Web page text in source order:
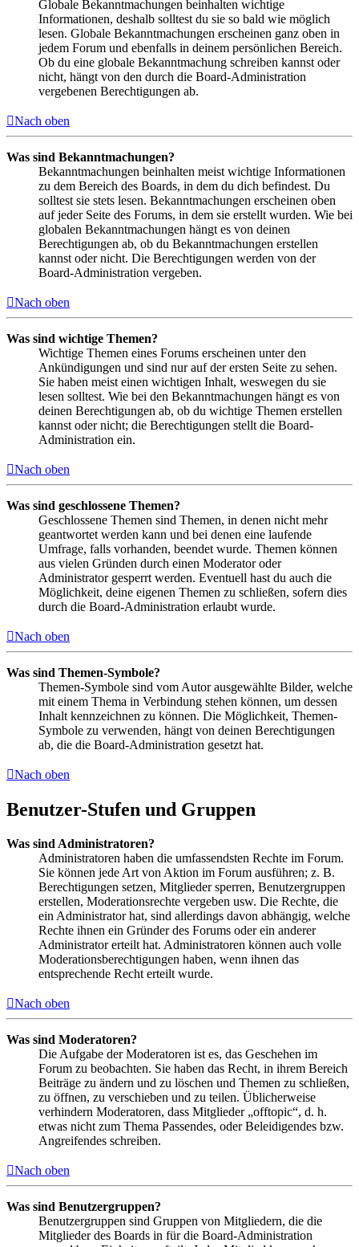
Globale Bekanntmachungen beinhalten wichtige
Informationen, deshalb solltest du sie so bald wie möglich
lesen. Globale Bekanntmachungen erscheinen ganz oben in
jedem Forum und ebenfalls in deinem persönlichen Bereich.
Ob du eine globale Bekanntmachung schreiben kannst oder
nicht, hängt von den durch die Board-Administration
vergebenen Berechtigungen ab.
Nach oben
Was sind Bekanntmachungen?
Bekanntmachungen beinhalten meist wichtige Informationen
zu dem Bereich des Boards, in dem du dich befindest. Du
solltest sie stets lesen. Bekanntmachungen erscheinen oben
auf jeder Seite des Forums, in dem sie erstellt wurden. Wie bei
globalen Bekanntmachungen hängt es von deinen
Berechtigungen ab, ob du Bekanntmachungen erstellen
kannst oder nicht. Die Berechtigungen werden von der
Board-Administration vergeben.
Nach oben
Was sind wichtige Themen?
Wichtige Themen eines Forums erscheinen unter den
Ankündigungen und sind nur auf der ersten Seite zu sehen.
Sie haben meist einen wichtigen Inhalt, weswegen du sie
lesen solltest. Wie bei den Bekanntmachungen hängt es von
deinen Berechtigungen ab, ob du wichtige Themen erstellen
kannst oder nicht; die Berechtigungen stellt die Board-
Administration ein.
Nach oben
Was sind geschlossene Themen?
Geschlossene Themen sind Themen, in denen nicht mehr
geantwortet werden kann und bei denen eine laufende
Umfrage, falls vorhanden, beendet wurde. Themen können
aus vielen Gründen durch einen Moderator oder
Administrator gesperrt werden. Eventuell hast du auch die
Möglichkeit, deine eigenen Themen zu schließen, sofern dies
durch die Board-Administration erlaubt wurde.
Nach oben
Was sind Themen-Symbole?
Themen-Symbole sind vom Autor ausgewählte Bilder, welche
mit einem Thema in Verbindung stehen können, um dessen
Inhalt kennzeichnen zu können. Die Möglichkeit, Themen-
Symbole zu verwenden, hängt von deinen Berechtigungen
ab, die die Board-Administration gesetzt hat.
Nach oben
Benutzer-Stufen und Gruppen
Was sind Administratoren?
Administratoren haben die umfassendsten Rechte im Forum.
Sie können jede Art von Aktion im Forum ausführen; z. B.
Berechtigungen setzen, Mitglieder sperren, Benutzergruppen
erstellen, Moderationsrechte vergeben usw. Die Rechte, die
ein Administrator hat, sind allerdings davon abhängig, welche
Rechte ihnen ein Gründer des Forums oder ein anderer
Administrator erteilt hat. Administratoren können auch volle
Moderationsberechtigungen haben, wenn ihnen das
entsprechende Recht erteilt wurde.
Nach oben
Was sind Moderatoren?
Die Aufgabe der Moderatoren ist es, das Geschehen im
Forum zu beobachten. Sie haben das Recht, in ihrem Bereich
Beiträge zu ändern und zu löschen und Themen zu schließen,
zu öffnen, zu verschieben und zu teilen. Üblicherweise
verhindern Moderatoren, dass Mitglieder „offtopic“, d. h.
etwas nicht zum Thema Passendes, oder Beleidigendes bzw.
Angreifendes schreiben.
Nach oben
Was sind Benutzergruppen?
Benutzergruppen sind Gruppen von Mitgliedern, die die
Mitglieder des Boards in für die Board-Administration